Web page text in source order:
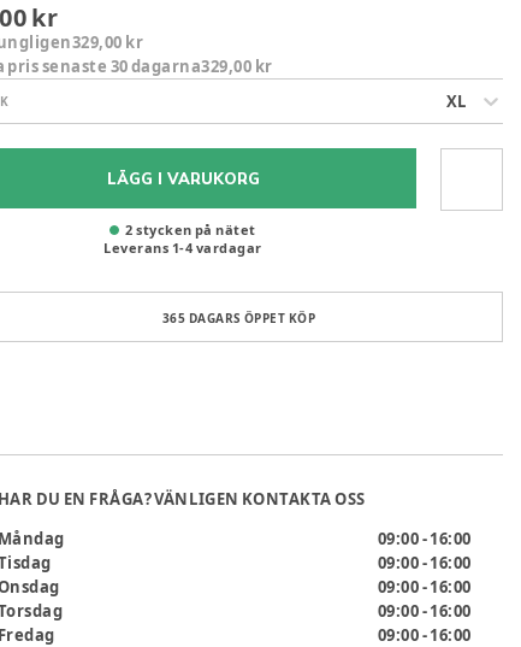
kr
329,00 kr
pris senaste 30 dagarna329,00 kr
XL
LÄGG I VARUKORG
2 stycken på nätet
Leverans 1-4 vardagar
365 DAGARS ÖPPET KÖP
HAR DU EN FRÅGA? VÄNLIGEN KONTAKTA OSS
Måndag
09:00 - 16:00
09:00 - 16:00
09:00 - 16:00
09:00 - 16:00
Fredag
09:00 - 16:00